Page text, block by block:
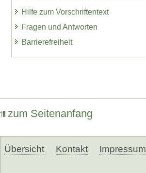
Hilfe zum Vorschriftentext
Fragen und Antworten
Barrierefreiheit
zum Seitenanfang
Übersicht Kontakt Impressum